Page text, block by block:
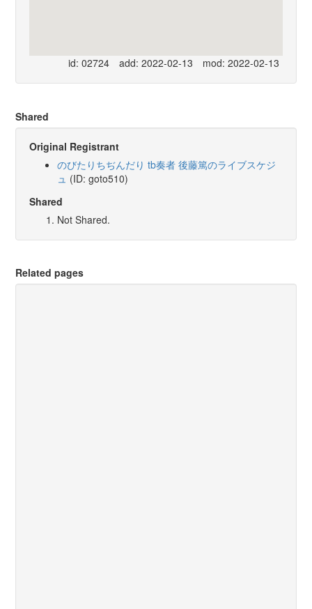
id: 02724 add: 2022-02-13 mod: 2022-02-13
Shared
Original Registrant
のびたりちぢんだり tb奏者 後藤篤のライブスケジ
ュ (ID: goto510)
Shared
Not Shared.
Related pages